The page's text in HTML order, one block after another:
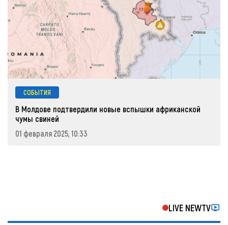
СОБЫТИЯ
В Молдове подтвердили новые вспышки африканской
чумы свиней
01 февраля 2025, 10:33
LIVE NEWTV